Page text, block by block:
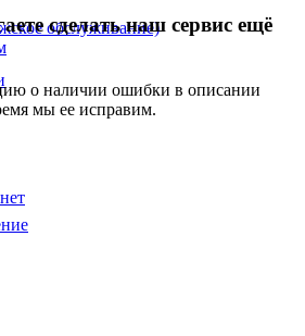
обслуживание)
сделать наш сервис ещё
о наличии ошибки в описании
мы ее исправим.